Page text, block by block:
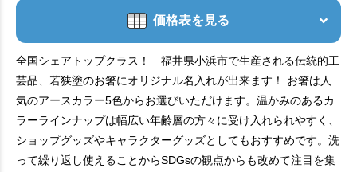
価格表を見る
全国シェアトップクラス！ 福井県小浜市で生産される伝統的工
芸品、若狭塗のお箸にオリジナル名入れが出来ます！ お箸は人
気のアースカラー5色からお選びいただけます。温かみのあるカ
ラーラインナップは幅広い年齢層の方々に受け入れられやすく、
ショップグッズやキャラクターグッズとしてもおすすめです。洗
って繰り返し使えることからSDGsの観点からも改めて注目を集